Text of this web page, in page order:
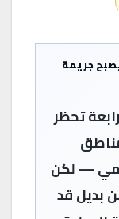
جريمة
تحظر
— لكن
بديل قد